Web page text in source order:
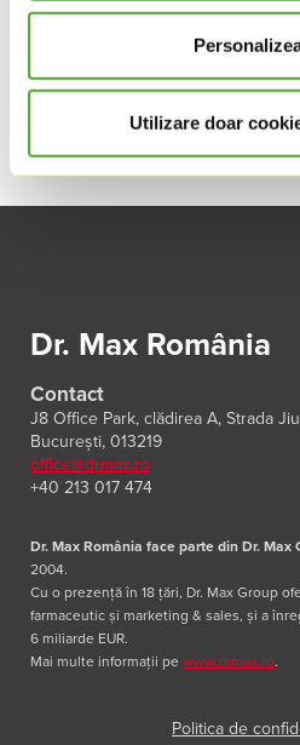
Dacă doriți să aflați mai multe,
declarația noastră privind
Utilizare doar
Dr. Max Group a beneficiat
Gossanyiova, și AK Evan,
băncile au fost
Praha, condus de Tomas
Dr. Max România
Contact
J8 Office Park, clădirea A, Strada
București, 013219
office@drmax.ro
+40 213 017 474
Dr. Max România face parte din Dr. Max
2004.
Cu o prezență în 18 țări, Dr. Max Group
farmaceutic și marketing & sales, și a
6 miliarde EUR.
Mai multe informații pe www.drmax.ro.
Politica de